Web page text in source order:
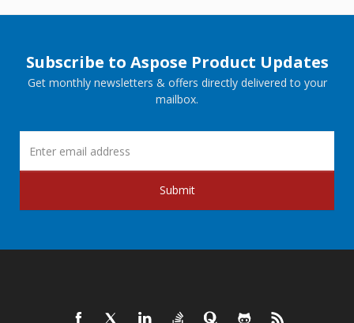
Subscribe to Aspose Product Updates
Get monthly newsletters & offers directly delivered to your
mailbox.
Submit